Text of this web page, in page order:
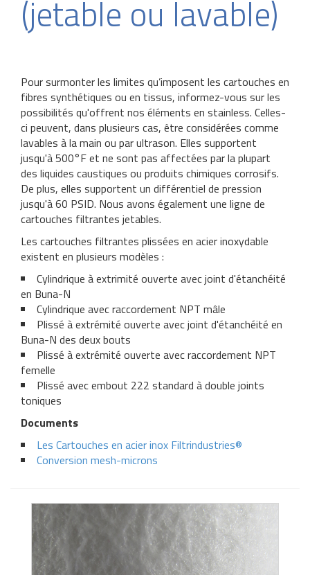
(jetable ou lavable)
Pour surmonter les limites qu’imposent les cartouches en
fibres synthétiques ou en tissus, informez-vous sur les
possibilités qu'offrent nos éléments en stainless. Celles-
ci peuvent, dans plusieurs cas, être considérées comme
lavables à la main ou par ultrason. Elles supportent
jusqu'à 500°F et ne sont pas affectées par la plupart
des liquides caustiques ou produits chimiques corrosifs.
De plus, elles supportent un différentiel de pression
jusqu'à 60 PSID. Nous avons également une ligne de
cartouches filtrantes jetables.
Les cartouches filtrantes plissées en acier inoxydable
existent en plusieurs modèles :
Cylindrique à extrimité ouverte avec joint d'étanchéité
en Buna-N
Cylindrique avec raccordement NPT mâle
Plissé à extrémité ouverte avec joint d'étanchéité en
Buna-N des deux bouts
Plissé à extrémité ouverte avec raccordement NPT
femelle
Plissé avec embout 222 standard à double joints
toniques
Documents
Les Cartouches en acier inox Filtrindustries®
Conversion mesh-microns